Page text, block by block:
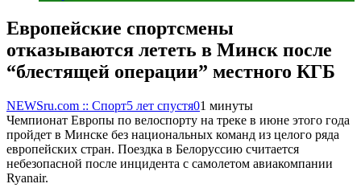
Европейские спортсмены
отказываются лететь в Минск после
“блестящей операции” местного КГБ
NEWSru.com :: Спорт5 лет спустя01 минуты
Чемпионат Европы по велоспорту на треке в июне этого года
пройдет в Минске без национальных команд из целого ряда
европейских стран. Поездка в Белоруссию считается
небезопасной после инцидента с самолетом авиакомпании
Ryanair.